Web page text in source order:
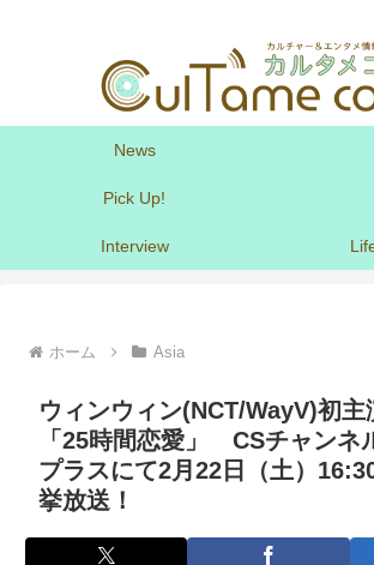
News
Pick Up!
Interview
ホーム Asia
ウィンウィン(NCT/WayV)初主
「25時間恋愛」 CSチャンネ
プラスにて2月22日（土）
挙放送！